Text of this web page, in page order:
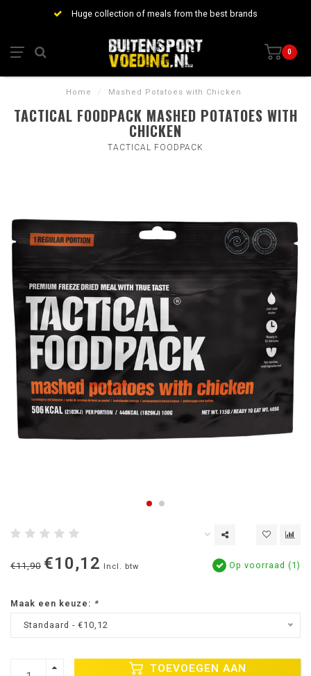
Huge collection of meals from the best brands
0
Home / Mashed Potatoes with Chicken
TACTICAL FOODPACK MASHED POTATOES WITH
CHICKEN
TACTICAL FOODPACK
€11,90 €10,12 Incl. btw Op voorraad (1)
Maak een keuze: *
Standaard - €10,12
TOEVOEGEN AAN